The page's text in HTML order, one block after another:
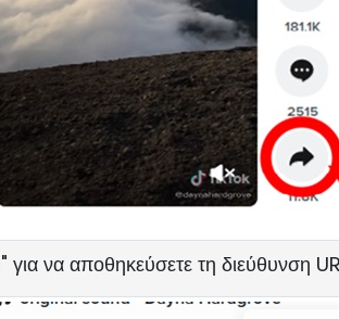
να αποθηκεύσετε τη διεύθυνση